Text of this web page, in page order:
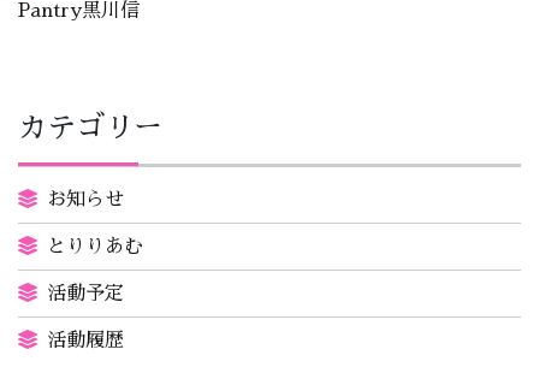
Pantry黒川信
カテゴリー
お知らせ
とりりあむ
活動予定
活動履歴